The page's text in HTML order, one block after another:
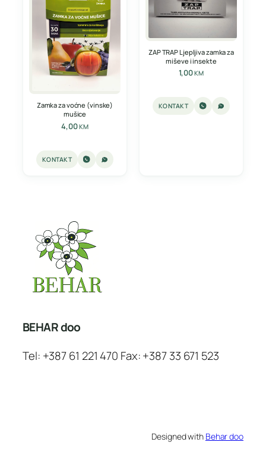
Zamka za voćne (vinske)
mušice
4,00KM
KONTAKT
ZAP TRAP Ljepljiva zamka za
miševe i insekte
1,00KM
KONTAKT
BEHAR doo
Tel: +387 61 221 470 Fax: +387 33 671 523
Designed with Behar doo